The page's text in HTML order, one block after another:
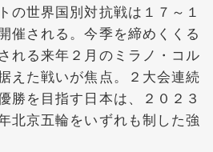
の世界国別対抗戦は１７～１
催される。今季を締めくくる
れる来年２月のミラノ・コル
えた戦いが焦点。２大会連続
勝を目指す日本は、２０２３
北京五輪をいずれも制した強